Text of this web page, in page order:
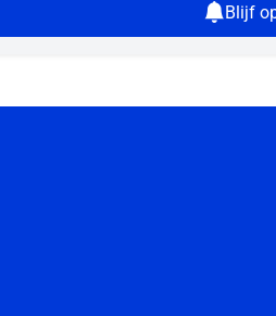
Blijf